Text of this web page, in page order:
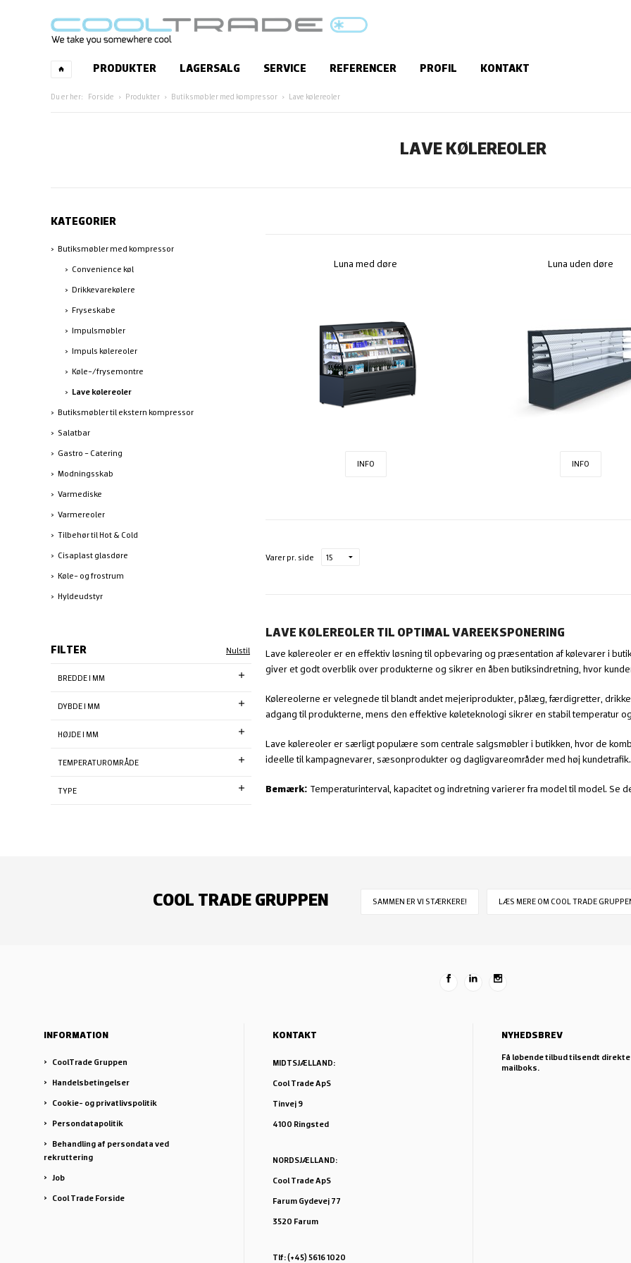
PRODUKTER LAGERSALG SERVICE REFERENCER PROFIL KONTAKT
Forside Produkter Butiksmøbler med kompressor Lave kølereoler
LAVE KØLEREOLER
Luna med døre
INFO
Luna uden døre
INFO
Varer pr. side
LAVE KØLEREOLER TIL OPTIMAL VAREEKSPONERING
Lave kølereoler er en effektiv løsning til opbevaring og præsentation af kølevarer i
giver et godt overblik over produkterne og sikrer en åben butiksindretning, hvor
Kølereolerne er velegnede til blandt andet mejeriprodukter, pålæg, færdigretter,
adgang til produkterne, mens den effektive køleteknologi sikrer en stabil temperatur
Lave kølereoler er særligt populære som centrale salgsmøbler i butikken, hvor de
ideelle til kampagnevarer, sæsonprodukter og dagligvareområder med høj kundetrafik.
Bemærk: Temperaturinterval, kapacitet og indretning varierer fra model til model.
KATEGORIER
Butiksmøbler med kompressor
Convenience køl
Drikkevarekølere
Fryseskabe
Impulsmøbler
Impuls kølereoler
Køle-/frysemontre
Lave kølereoler
Butiksmøbler til ekstern kompressor
Salatbar
Gastro - Catering
Modningsskab
Varmediske
Varmereoler
Tilbehør til Hot & Cold
Cisaplast glasdøre
Køle- og frostrum
Hyldeudstyr
FILTER Nulstil
BREDDE I MM
DYBDE I MM
HØJDE I MM
TEMPERATUROMRÅDE
TYPE
COOL TRADE GRUPPEN SAMMEN ER VI STÆRKERE! LÆS MERE OM COOL TRADE
INFORMATION
CoolTrade Gruppen
Handelsbetingelser
Cookie- og privatlivspolitik
Persondatapolitik
Behandling af persondata ved
rekruttering
Job
Cool Trade Forside
KONTAKT
MIDTSJÆLLAND:
Cool Trade ApS
Tinvej 9
4100 Ringsted
NORDSJÆLLAND:
Cool Trade ApS
Farum Gydevej 77
3520 Farum
Tlf: (+45) 5616 1020
NYHEDSBREV
Få løbende tilbud tilsendt direkte
mailboks.